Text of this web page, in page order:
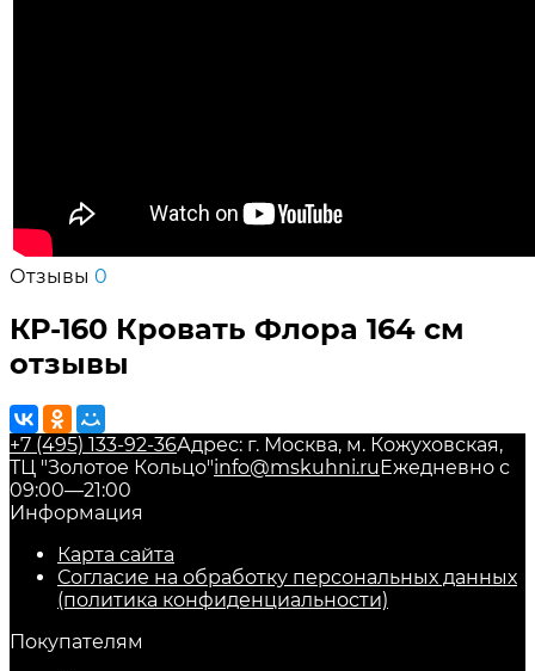
Отзывы 0
КР-160 Кровать Флора 164 см
отзывы
+7 (495) 133-92-36Адрес: г. Москва, м. Кожуховская,
ТЦ "Золотое Кольцо"info@mskuhni.ru Ежедневно с
09:00—21:00
Информация
Карта сайта
Согласие на обработку персональных данных
(политика конфиденциальности)
Покупателям